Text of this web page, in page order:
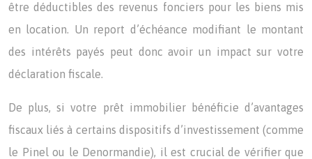
être déductibles des revenus fonciers pour les biens mis
en location. Un report d’échéance modifiant le montant
des intérêts payés peut donc avoir un impact sur votre
déclaration fiscale.
De plus, si votre prêt immobilier bénéficie d’avantages
fiscaux liés à certains dispositifs d’investissement (comme
le Pinel ou le Denormandie), il est crucial de vérifier que